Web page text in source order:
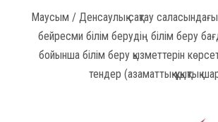
Маусым / Денсаулық сақтау
бейресми білім берудің білім беру
бойынша білім беру қызметтерін
тендер (азаматтық-құқықтық